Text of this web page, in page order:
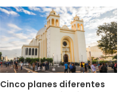
Cinco planes diferentes